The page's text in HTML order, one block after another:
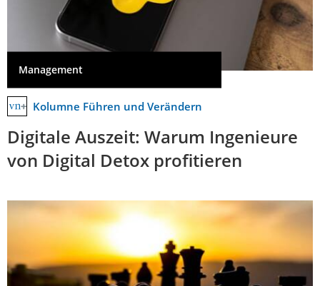
Management
Kolumne Führen und Verändern
Digitale Auszeit: Warum Ingenieure
von Digital Detox profitieren